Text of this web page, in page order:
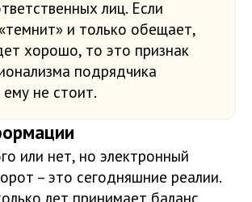
лиц. Если
и только обещает,
хорошо, то это признак
подрядчика
не стоит.
или нет, но электронный
– это сегодняшние реалии.
лет принимает баланс